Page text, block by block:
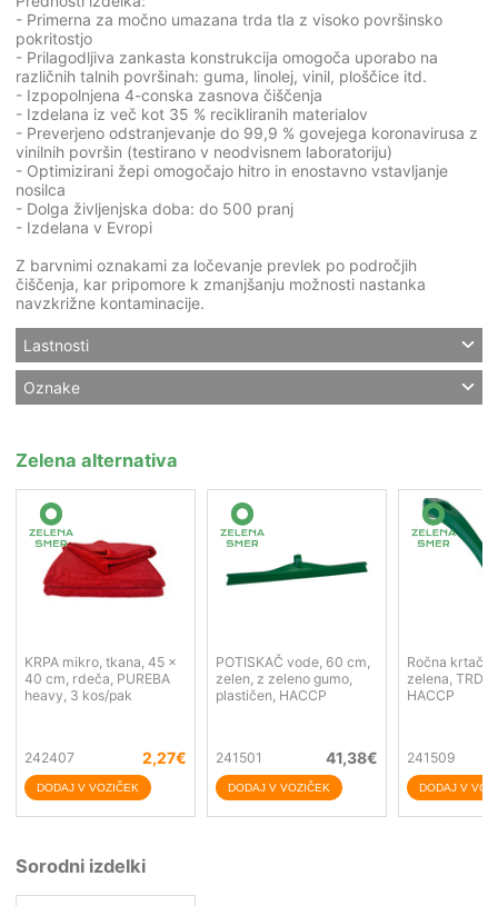
- Primerna za močno umazana trda tla z visoko površinsko
pokritostjo
- Prilagodljiva zankasta konstrukcija omogoča uporabo na
različnih talnih površinah: guma, linolej, vinil, ploščice itd.
- Izpopolnjena 4-conska zasnova čiščenja
- Izdelana iz več kot 35 % recikliranih materialov
- Preverjeno odstranjevanje do 99,9 % govejega koronavirusa z
vinilnih površin (testirano v neodvisnem laboratoriju)
- Optimizirani žepi omogočajo hitro in enostavno vstavljanje
nosilca
- Dolga življenjska doba: do 500 pranj
- Izdelana v Evropi
Z barvnimi oznakami za ločevanje prevlek po področjih
čiščenja, kar pripomore k zmanjšanju možnosti nastanka
navzkrižne kontaminacije.
Lastnosti
Oznake
Zelena alternativa
KRPA mikro, tkana, 45 x
40 cm, rdeča, PUREBA
heavy, 3 kos/pak
242407 2,27€
POTISKAČ vode, 60 cm,
zelen, z zeleno gumo,
plastičen, HACCP
241501 41,38€
Ročna krtača,
zelena, TRDA,
HACCP
241509
Sorodni izdelki